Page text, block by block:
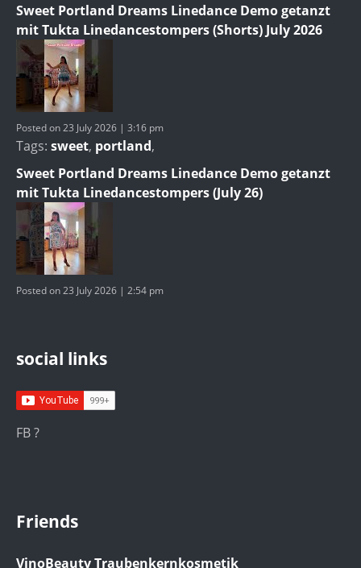
Sweet Portland Dreams Linedance Demo getanzt
mit Tukta Linedancestompers (Shorts) July 2026
Posted on 23 July 2026 | 3:16 pm
Tags: sweet, portland,
Sweet Portland Dreams Linedance Demo getanzt
mit Tukta Linedancestompers (July 26)
Posted on 23 July 2026 | 2:54 pm
social links
FB ?
Friends
VinoBeauty Traubenkernkosmetik